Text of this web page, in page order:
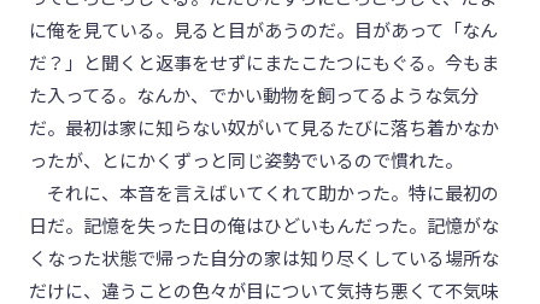
に俺を見ている。見ると目があうのだ。目があって「なん
だ？」と聞くと返事をせずにまたこたつにもぐる。今もま
た入ってる。なんか、でかい動物を飼ってるような気分
だ。最初は家に知らない奴がいて見るたびに落ち着かなか
ったが、とにかくずっと同じ姿勢でいるので慣れた。
それに、本音を言えばいてくれて助かった。特に最初の
日だ。記憶を失った日の俺はひどいもんだった。記憶がな
くなった状態で帰った自分の家は知り尽くしている場所な
だけに、違うことの色々が目について気持ち悪くて不気味